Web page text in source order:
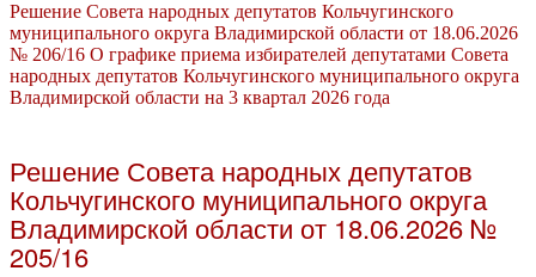
Решение Совета народных депутатов Кольчугинского
муниципального округа Владимирской области от 18.06.2026
№ 206/16 О графике приема избирателей депутатами Совета
народных депутатов Кольчугинского муниципального округа
Владимирской области на 3 квартал 2026 года
Решение Совета народных депутатов
Кольчугинского муниципального округа
Владимирской области от 18.06.2026 №
205/16